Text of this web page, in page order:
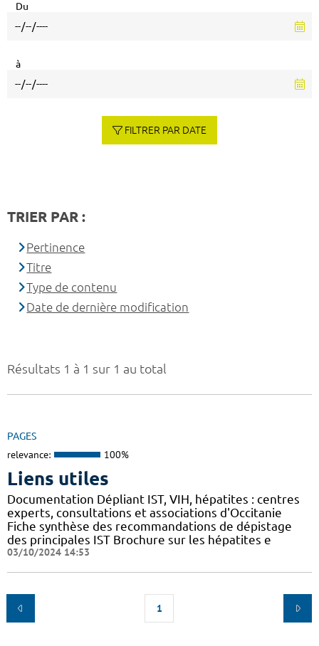
Résultats 1 à 1 sur 1 au total
PAGES
relevance: 100%
Liens utiles
Documentation Dépliant IST, VIH, hépatites : centres
experts, consultations et associations d'Occitanie
Fiche synthèse des recommandations de dépistage
des principales IST Brochure sur les hépatites e
03/10/2024 14:53
1
Du
à
FILTRER PAR DATE
TRIER PAR :
Pertinence
Titre
Type de contenu
Date de dernière modification